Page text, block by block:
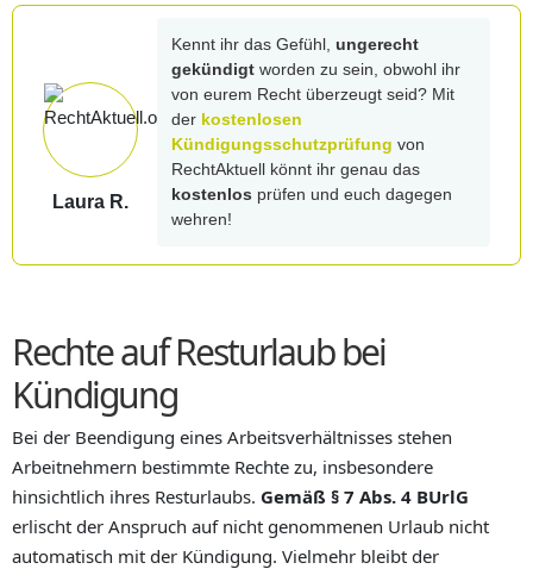
Laura R.
Kennt ihr das Gefühl, ungerecht
gekündigt worden zu sein, obwohl ihr
von eurem Recht überzeugt seid? Mit
der kostenlosen
Kündigungsschutzprüfung von
RechtAktuell könnt ihr genau das
kostenlos prüfen und euch dagegen
wehren!
Rechte auf Resturlaub bei
Kündigung
Bei der Beendigung eines Arbeitsverhältnisses stehen
Arbeitnehmern bestimmte Rechte zu, insbesondere
hinsichtlich ihres Resturlaubs. Gemäß § 7 Abs. 4 BUrlG
erlischt der Anspruch auf nicht genommenen Urlaub nicht
automatisch mit der Kündigung. Vielmehr bleibt der